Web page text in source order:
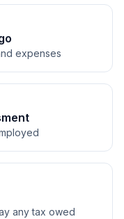
expenses
any tax owed